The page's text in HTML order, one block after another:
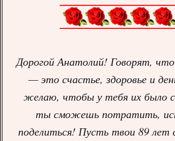
Дорогой Анатолий! Говорят,
— это счастье, здоровье и
желаю, чтобы у тебя их было
ты сможешь потратить,
поделиться! Пусть твои 89